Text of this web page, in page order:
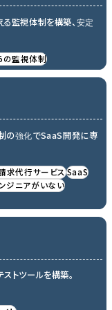
監視体制を構築、安定
監視体制
の強化でSaaS開発に専
求代行サービスSaaS
ジニアがいない
トツールを構築。